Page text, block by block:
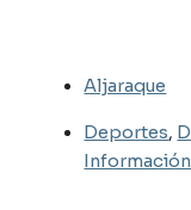
Aljaraque
Deportes,